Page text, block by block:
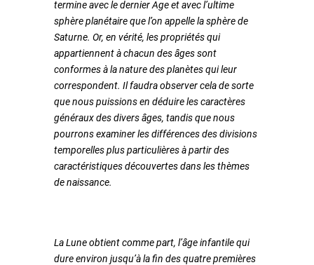
termine avec le dernier Age et avec l’ultime
sphère planétaire que l’on appelle la sphère de
Saturne. Or, en vérité, les propriétés qui
appartiennent à chacun des âges sont
conformes à la nature des planètes qui leur
correspondent. Il faudra observer cela de sorte
que nous puissions en déduire les caractères
généraux des divers âges, tandis que nous
pourrons examiner les différences des divisions
temporelles plus particulières à partir des
caractéristiques découvertes dans les thèmes
de naissance.
La Lune obtient comme part, l’âge infantile qui
dure environ jusqu’à la fin des quatre premières